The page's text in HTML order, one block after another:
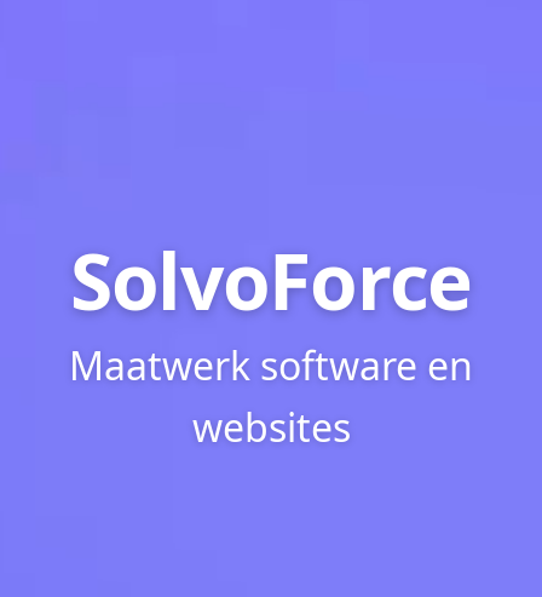
SolvoForce
Maatwerk software en
websites